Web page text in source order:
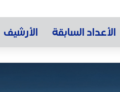
الأعداد السابقة الأرشيف